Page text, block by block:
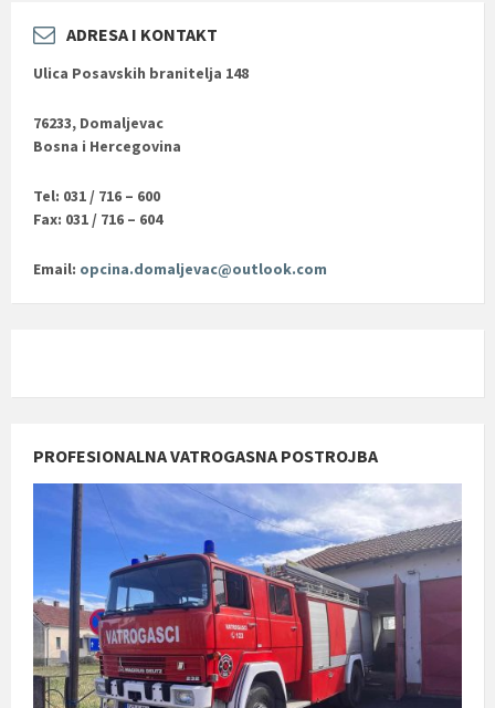
ADRESA I KONTAKT
Ulica Posavskih branitelja 148
76233, Domaljevac
Bosna i Hercegovina
Tel: 031 / 716 – 600
Fax: 031 / 716 – 604
Email: opcina.domaljevac@outlook.com
PROFESIONALNA VATROGASNA POSTROJBA